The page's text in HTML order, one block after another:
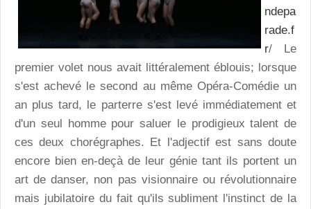
ndepa
rade.f
r/ Le
premier volet nous avait littéralement éblouis; lorsque
s'est achevé le second au même Opéra-Comédie un
an plus tard, le parterre s'est levé immédiatement et
d'un seul homme pour saluer le prodigieux talent de
ces deux chorégraphes. Et l'adjectif est sans doute
encore bien en-deçà de leur génie tant ils portent un
art de danser, non pas visionnaire ou révolutionnaire
mais jubilatoire du fait qu'ils subliment l'instinct de la